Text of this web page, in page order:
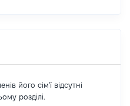
його сім'ї відсутні
розділі.